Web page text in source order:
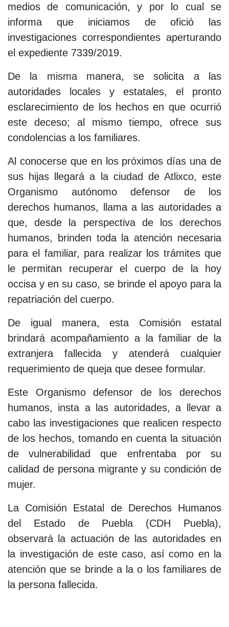
medios de comunicación, y por lo cual se
informa que iniciamos de ofició las
investigaciones correspondientes aperturando
el expediente 7339/2019.
De la misma manera, se solicita a las
autoridades locales y estatales, el pronto
esclarecimiento de los hechos en que ocurrió
este deceso; al mismo tiempo, ofrece sus
condolencias a los familiares.
Al conocerse que en los próximos días una de
sus hijas llegará a la ciudad de Atlixco, este
Organismo autónomo defensor de los
derechos humanos, llama a las autoridades a
que, desde la perspectiva de los derechos
humanos, brinden toda la atención necesaria
para el familiar, para realizar los trámites que
le permitan recuperar el cuerpo de la hoy
occisa y en su caso, se brinde el apoyo para la
repatriación del cuerpo.
De igual manera, esta Comisión estatal
brindará acompañamiento a la familiar de la
extranjera fallecida y atenderá cualquier
requerimiento de queja que desee formular.
Este Organismo defensor de los derechos
humanos, insta a las autoridades, a llevar a
cabo las investigaciones que realicen respecto
de los hechos, tomando en cuenta la situación
de vulnerabilidad que enfrentaba por su
calidad de persona migrante y su condición de
mujer.
La Comisión Estatal de Derechos Humanos
del Estado de Puebla (CDH Puebla),
observará la actuación de las autoridades en
la investigación de este caso, así como en la
atención que se brinde a la o los familiares de
la persona fallecida.